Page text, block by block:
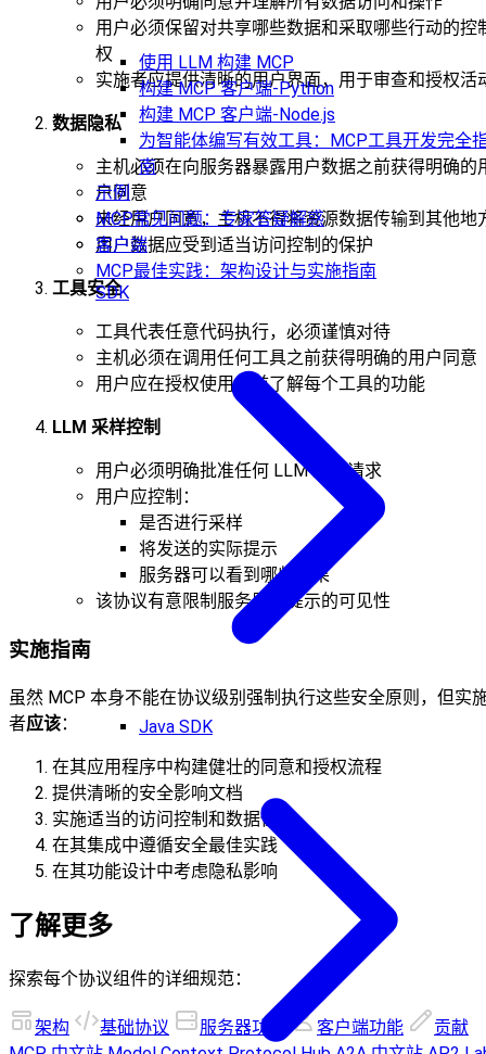
使用 LLM 构建 MCP
构建 MCP 客户端-Python
构建 MCP 客户端-Node.js
为智能体编写有效工具：MCP工具开发完全
南
示例
MCP常见问题：专家答疑解惑
客户端
MCP最佳实践：架构设计与实施指南
SDK
Java SDK
用户必须保留对共享哪些数据和采取哪些行动的控
权
实施者应提供清晰的用户界面，用于审查和授权活
数据隐私
主机必须在向服务器暴露用户数据之前获得明确的
户同意
未经用户同意，主机不得将资源数据传输到其他地
用户数据应受到适当访问控制的保护
工具安全
工具代表任意代码执行，必须谨慎对待
主机必须在调用任何工具之前获得明确的用户同意
用户应在授权使用之前了解每个工具的功能
LLM 采样控制
用户必须明确批准任何 LLM 采样请求
用户应控制：
是否进行采样
将发送的实际提示
服务器可以看到哪些结果
该协议有意限制服务器对提示的可见性
实施指南
虽然 MCP 本身不能在协议级别强制执行这些安全原则，但实
者应该：
在其应用程序中构建健壮的同意和授权流程
提供清晰的安全影响文档
实施适当的访问控制和数据保护
在其集成中遵循安全最佳实践
在其功能设计中考虑隐私影响
了解更多
探索每个协议组件的详细规范：
架构 基础协议 服务器功能 客户端功能
贡献